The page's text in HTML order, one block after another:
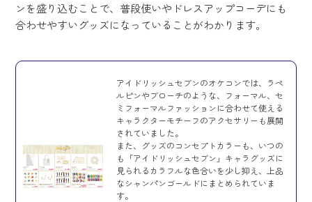
ンを盛り込むことで、普段使いやドレスアップコーデにも
合わせやすいグッズになっていることがわかります。
アイドリッシュセブンのオケコンでは、ラペ
ルピンやブローチのような、フォーマル、セ
ミフォーマルファッションに合わせて使える
キャラクターモチーフのアクセサリーも展開
されていました。
また、グッズのコンセプトカラーも、いつの
も「アイドリッシュセブン」キャラグッズに
見られるカラフルな色合いを少し抑え、上品
なシャンパンゴールドにまとめられていま
す。